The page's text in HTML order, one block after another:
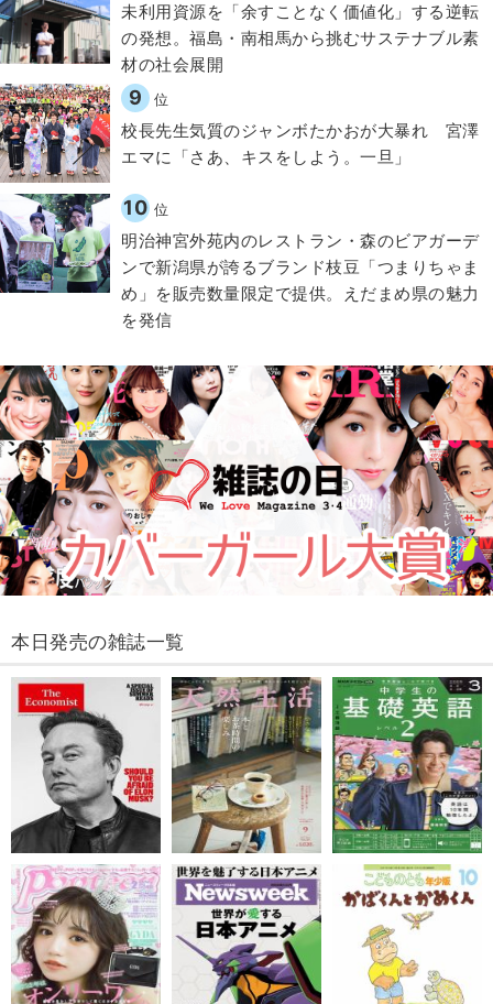
​​未利用資源を「余すことなく価値化」する逆転
の発想。福島・南相馬から挑むサステナブル素
材の社会展開​
9 位
校長先生気質のジャンボたかおが大暴れ 宮澤
エマに「さあ、キスをしよう。一旦」
10 位
明治神宮外苑内のレストラン・森のビアガーデ
ンで新潟県が誇るブランド枝豆「つまりちゃま
め」を販売数量限定で提供。えだまめ県の魅力
を発信
本日発売の雑誌一覧